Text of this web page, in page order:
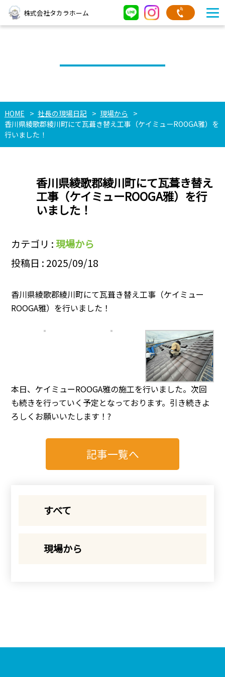
株式会社タカラホーム
HOME 社長の現場日記
現場から
香川県綾歌郡綾川町にて瓦葺き替え工事（ケイミューROOGA雅）を
行いました！
香川県綾歌郡綾川町にて瓦葺き替え
工事（ケイミューROOGA雅）を行
いました！
カテゴリ :現場から
投稿日 : 2025/09/18
香川県綾歌郡綾川町にて瓦葺き替え工事（ケイミュー
ROOGA雅）を行いました！
本日、ケイミューROOGA雅の施工を行いました。次回
も続きを行っていく予定となっております。引き続きよ
ろしくお願いいたします！?
記事一覧へ
すべて
現場から